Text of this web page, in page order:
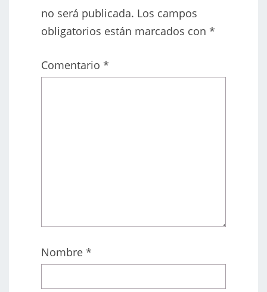
no será publicada. Los campos
obligatorios están marcados con *
Comentario *
Nombre *